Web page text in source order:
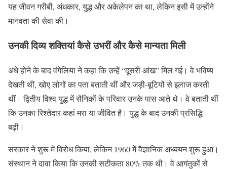
यह जीवन गरीबी, अंधकार, युद्ध और अकेलेपन का था, लेकिन इसी में उन्होंने
मानवता की सेवा की।
उनकी दिव्य शक्तियां कैसे उभरीं और कैसे मान्यता मिली
अंधे होने के बाद वंगेलिया ने कहा कि उन्हें “दूसरी आंख” मिल गई। वे भविष्य
देखती थीं, खोए लोगों का पता बताती थीं और जड़ी-बूटियों से इलाज करती
थीं। द्वितीय विश्व युद्ध में सैनिकों के परिवार उनके पास आते थे। वे बताती थीं
कि उनका रिश्तेदार कहां मरा या जीवित है। युद्ध के बाद उनकी प्रसिद्धि
बढ़ी।
सरकार ने शुरू में विरोध किया, लेकिन 1960 में वैज्ञानिक अध्ययन शुरू हुआ।
संस्थान ने दावा किया कि उनकी सटीकता 80% तक थी। वे आगंतुकों से